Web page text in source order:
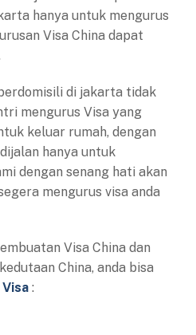
hanya untuk mengurus
Visa China dapat
di jakarta tidak
mengurus Visa yang
keluar rumah, dengan
hanya untuk
dengan senang hati akan
mengurus visa anda
Visa China dan
China, anda bisa
Visa :